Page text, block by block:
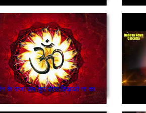
उज्जैन के राजा अब तुम दरस दिखाओ ना काल के कपाल से बाबा मुझको बचाओ ना